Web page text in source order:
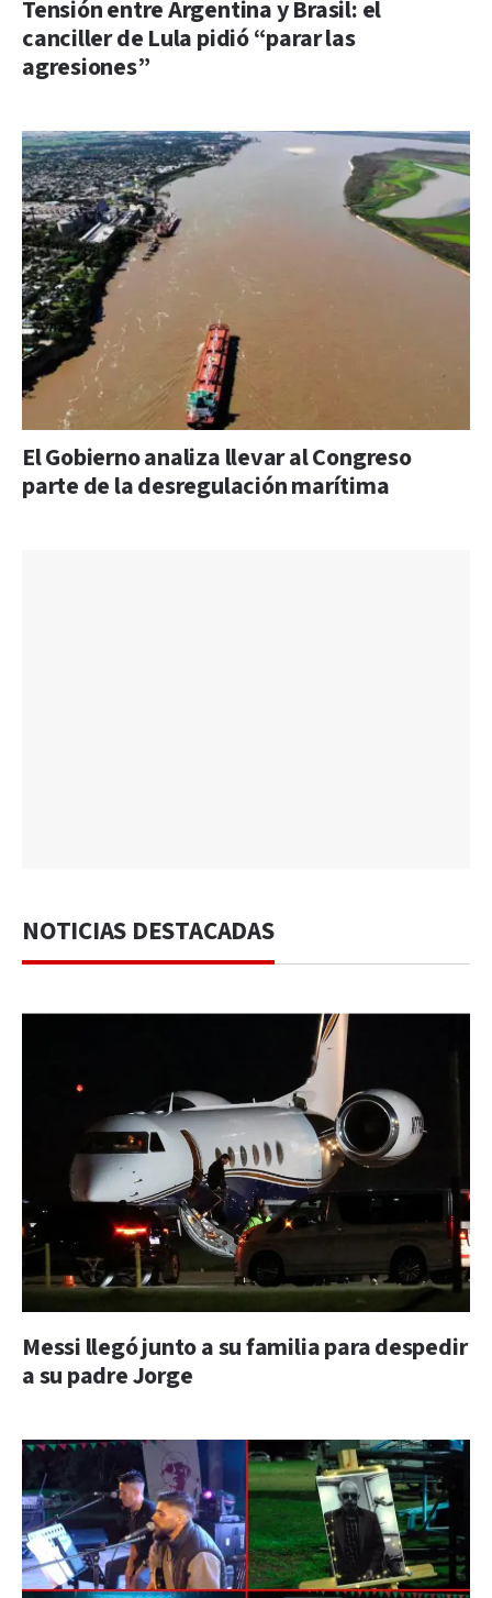
Tensión entre Argentina y Brasil: el
canciller de Lula pidió “parar las
agresiones”
El Gobierno analiza llevar al Congreso
parte de la desregulación marítima
NOTICIAS DESTACADAS
Messi llegó junto a su familia para despedir
a su padre Jorge